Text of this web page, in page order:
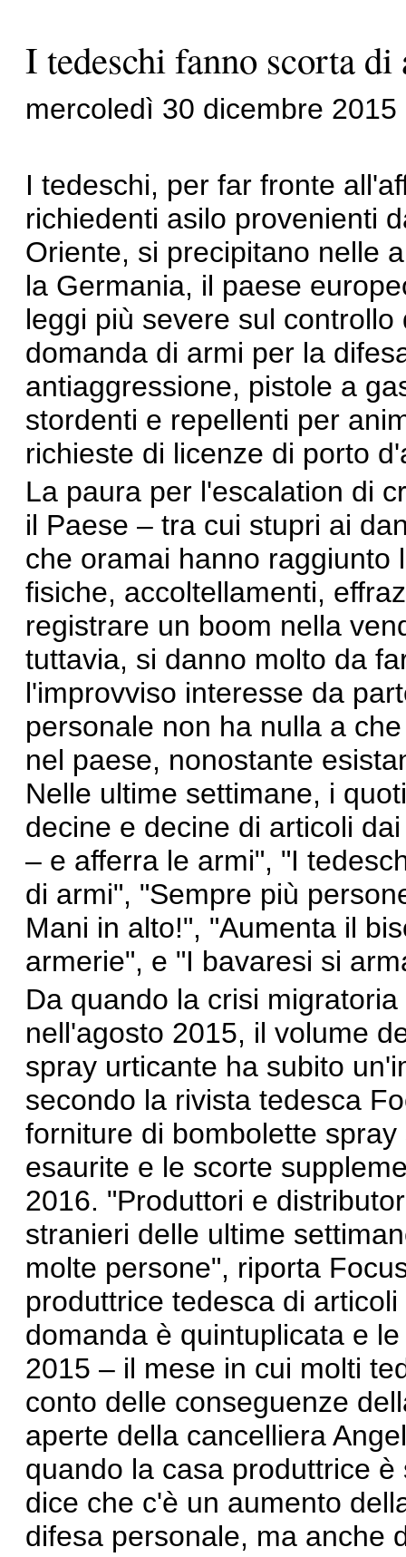
I tedeschi fanno scorta
mercoledì 30 dicembre 2015
I tedeschi, per far fronte
richiedenti asilo provenienti
Oriente, si precipitano nelle
la Germania, il paese
leggi più severe sul
domanda di armi per la
antiaggressione, pistole a
stordenti e repellenti per
richieste di licenze di porto
La paura per l'escalation di
il Paese – tra cui stupri ai
che oramai hanno raggiunto
fisiche, accoltellamenti,
registrare un boom nella
tuttavia, si danno molto da
l'improvviso interesse da
personale non ha nulla a
nel paese, nonostante
Nelle ultime settimane, i
decine e decine di articoli
– e afferra le armi", "I
di armi", "Sempre più
Mani in alto!", "Aumenta il
armerie", e "I bavaresi si
Da quando la crisi
nell'agosto 2015, il volume
spray urticante ha subito
secondo la rivista tedesca
forniture di bombolette
esaurite e le scorte
2016. "Produttori e
stranieri delle ultime
molte persone", riporta
produttrice tedesca di
domanda è quintuplicata e
2015 – il mese in cui molti
conto delle conseguenze
aperte della cancelliera
quando la casa produttrice
dice che c'è un aumento
difesa personale, ma anche